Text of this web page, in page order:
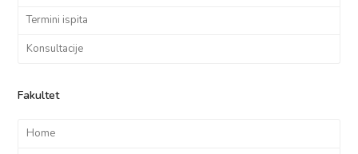
Termini ispita
Konsultacije
Fakultet
Home